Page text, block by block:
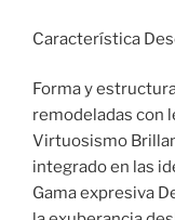
Característica
Forma y
remodeladas con
Virtuosismo
integrado en las
Gama expresiva